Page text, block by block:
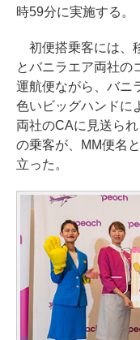
時59分に実施する。
初便搭乗客には、
とバニラエア両社の
運航便ながら、バニ
色いビッグハンドに
両社のCAに見送ら
の乗客が、MM便名
立った。